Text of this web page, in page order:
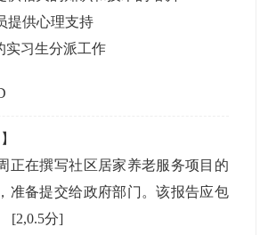
提供心理支持
实习生分派工作
】
正在撰写社区居家养老服务项目的
准备提交给政府部门。该报告应包
[2,0.5分]